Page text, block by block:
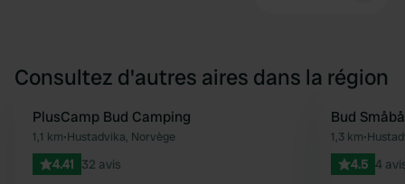
Consultez d'autres aires dans la région
Préféré
PlusCamp Bud Camping
1,1 km•Hustadvika, Norvège
4.41 32 avis
Bud
1,3 km•
4.5 4